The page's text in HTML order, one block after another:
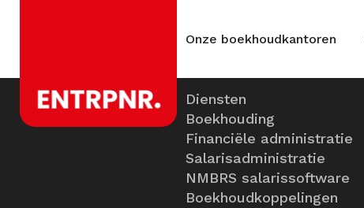
Onze boekhoudkantoren
Diensten
Boekhouding
Financiële administratie
Salarisadministratie
NMBRS salarissoftware
Boekhoudkoppelingen